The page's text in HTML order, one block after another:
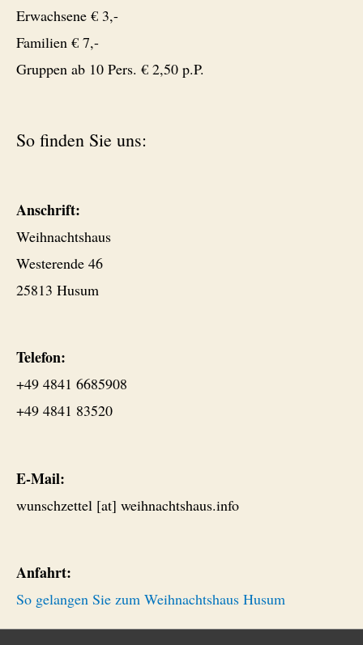
Erwachsene € 3,-
Familien € 7,-
Gruppen ab 10 Pers. € 2,50 p.P.
So finden Sie uns:
Anschrift:
Weihnachtshaus
Westerende 46
25813 Husum
Telefon:
+49 4841 6685908
+49 4841 83520
E-Mail:
wunschzettel [at] weihnachtshaus.info
Anfahrt:
So gelangen Sie zum Weihnachtshaus Husum